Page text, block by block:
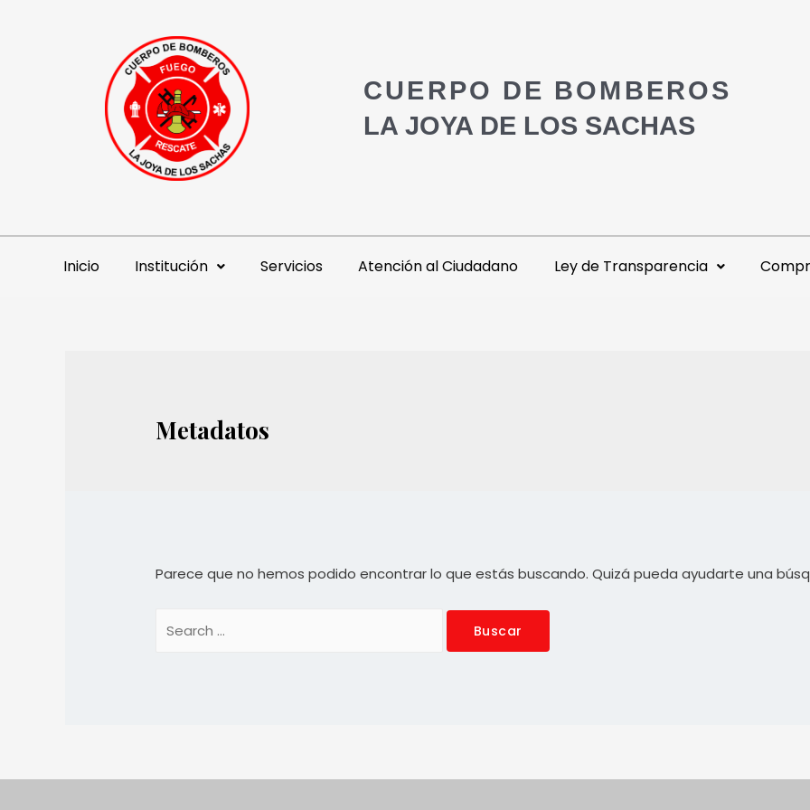
CUERPO DE BOMBEROS
LA JOYA DE LOS SACHAS
Inicio Institución Servicios Atención al Ciudadano Ley de Transparencia
Metadatos
Parece que no hemos podido encontrar lo que estás buscando. Quizá pueda ayudarte una